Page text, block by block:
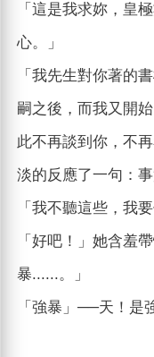
「這是我求妳，皇
心。」
「我先生對你著的
嗣之後，而我又開
此不再談到你，不
淡的反應了一句：
「我不聽這些，我
「好吧！」她含羞
暴......。」
「強暴」──天！是